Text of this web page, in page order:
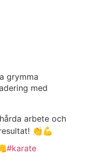
grymma
med
arbete och
👏💪
#karate